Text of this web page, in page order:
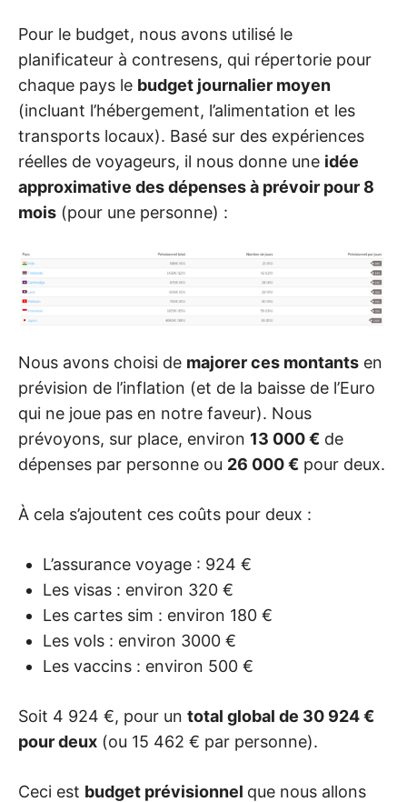
Pour le budget, nous avons utilisé le
planificateur à contresens, qui répertorie pour
chaque pays le budget journalier moyen
(incluant l’hébergement, l’alimentation et les
transports locaux). Basé sur des expériences
réelles de voyageurs, il nous donne une idée
approximative des dépenses à prévoir pour 8
mois (pour une personne) :
Nous avons choisi de majorer ces montants en
prévision de l’inflation (et de la baisse de l’Euro
qui ne joue pas en notre faveur). Nous
prévoyons, sur place, environ 13 000 € de
dépenses par personne ou 26 000 € pour deux.
À cela s’ajoutent ces coûts pour deux :
L’assurance voyage : 924 €
Les visas : environ 320 €
Les cartes sim : environ 180 €
Les vols : environ 3000 €
Les vaccins : environ 500 €
Soit 4 924 €, pour un total global de 30 924 €
pour deux (ou 15 462 € par personne).
Ceci est budget prévisionnel que nous allons